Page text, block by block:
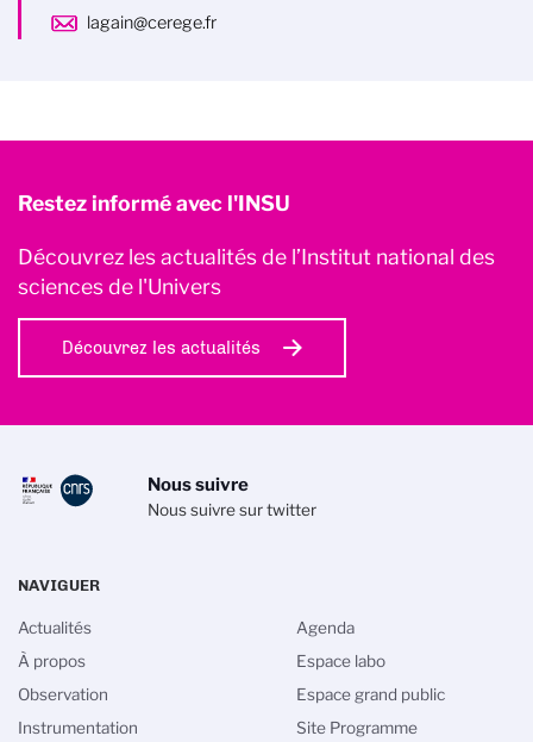
lagain@cerege.fr
Restez informé avec l'INSU
Découvrez les actualités de l’Institut national des
sciences de l'Univers
Découvrez les actualités
Nous suivre
Nous suivre sur twitter
NAVIGUER
Actualités
À propos
Observation
Instrumentation
Agenda
Espace labo
Espace grand public
Site Programme